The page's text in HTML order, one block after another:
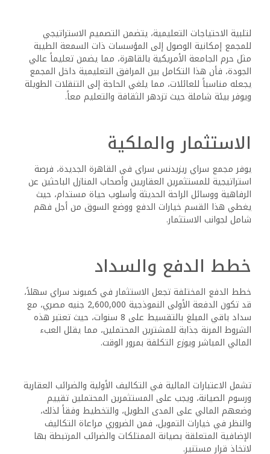
لتلبية الاحتياجات التعليمية، يتضمن التصميم الاستراتيجي
للمجمع إمكانية الوصول إلى المؤسسات ذات السمعة الطيبة
مثل حرم الجامعة الأمريكية بالقاهرة، مما يضمن تعليماً عالي
الجودة، فأن هذا التكامل بين المرافق التعليمية داخل المجمع
يجعله مناسباً للعائلات، مما يلغي الحاجة إلى التنقلات الطويلة
ويوفر بيئة شاملة حيث تزدهر الثقافة والتعليم معاً.
الاستثمار والملكية
يوفر مجمع سراي ريزيدنس سراي في القاهرة الجديدة، فرصة
استراتيجية للمستثمرين العقاريين وأصحاب المنازل الباحثين عن
الرفاهية ووسائل الراحة الحديثة وأسلوب حياة مستدام، حيث
يغطي هذا القسم خيارات الدفع ووضع السوق من أجل فهم
شامل لجوانب الاستثمار.
خطط الدفع والسداد
خطط الدفع المختلفة تجعل الاستثمار في كمبوند سراي سهلاً،
قد تكون الدفعة الأولى النموذجية 2,600,000 جنيه مصري، مع
سداد باقي المبلغ بالتقسيط على 8 سنوات، حيث تعتبر هذه
الشروط المرنة جذابة للمشترين المحتملين، مما يقلل العبء
المالي المباشر ويوزع التكلفة بمرور الوقت.
تشمل الاعتبارات المالية في التكاليف الأولية والضرائب العقارية
ورسوم الصيانة، ويجب على المستثمرين المحتملين تقييم
وضعهم المالي على المدى الطويل، والتخطيط وفقاً لذلك،
والنظر في خيارات التمويل، فمن الضروري مراعاة التكاليف
الإضافية المتعلقة بصيانة الممتلكات والضرائب المرتبطة بها
لاتخاذ قرار مستنير.